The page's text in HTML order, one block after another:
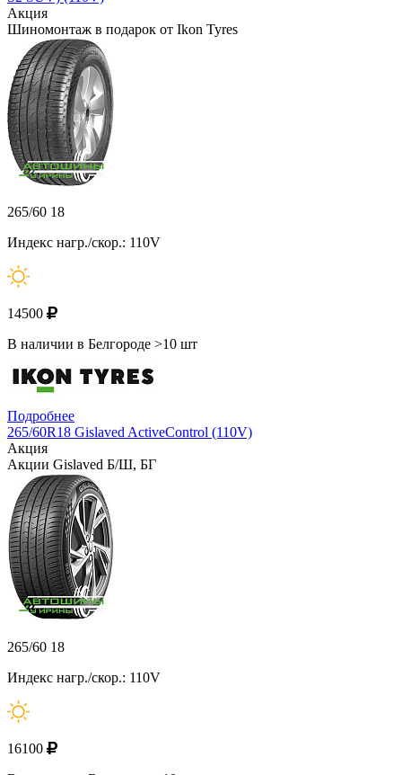
Акция
Шиномонтаж в подарок от Ikon Tyres
265/60 18
Индекс нагр./скор.: 110V
14500
В наличии в Белгороде >10 шт
Подробнее
265/60R18 Gislaved ActiveControl (110V)
Акция
Акции Gislaved Б/Ш, БГ
265/60 18
Индекс нагр./скор.: 110V
16100